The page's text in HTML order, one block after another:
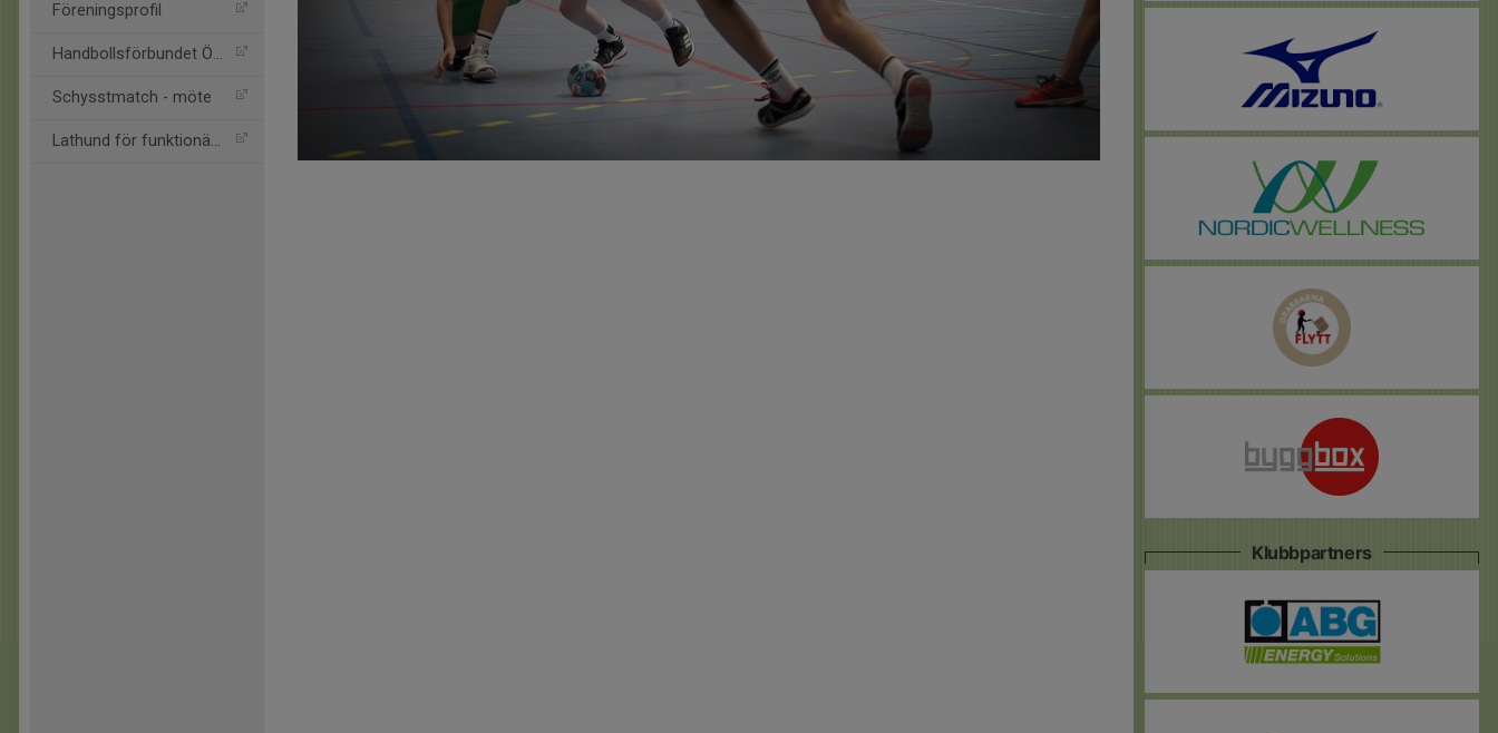
Föreningsprofil
Handbollsförbundet Öst
Schysstmatch - möte
Lathund för funktionärer
Klubbpartners